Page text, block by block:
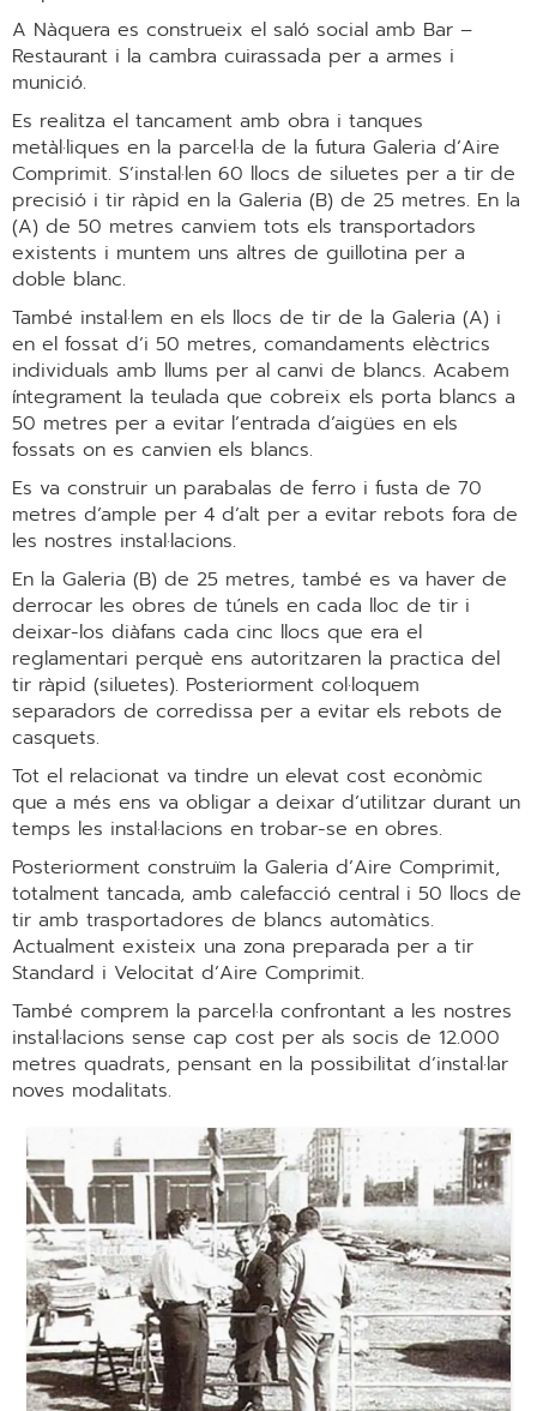
A Nàquera es construeix el saló social amb Bar –
Restaurant i la cambra cuirassada per a armes i
munició.
Es realitza el tancament amb obra i tanques
metàl·liques en la parcel·la de la futura Galeria d’Aire
Comprimit. S’instal·len 60 llocs de siluetes per a tir de
precisió i tir ràpid en la Galeria (B) de 25 metres. En la
(A) de 50 metres canviem tots els transportadors
existents i muntem uns altres de guillotina per a
doble blanc.
També instal·lem en els llocs de tir de la Galeria (A) i
en el fossat d’i 50 metres, comandaments elèctrics
individuals amb llums per al canvi de blancs. Acabem
íntegrament la teulada que cobreix els porta blancs a
50 metres per a evitar l’entrada d’aigües en els
fossats on es canvien els blancs.
Es va construir un parabalas de ferro i fusta de 70
metres d’ample per 4 d’alt per a evitar rebots fora de
les nostres instal·lacions.
En la Galeria (B) de 25 metres, també es va haver de
derrocar les obres de túnels en cada lloc de tir i
deixar-los diàfans cada cinc llocs que era el
reglamentari perquè ens autoritzaren la practica del
tir ràpid (siluetes). Posteriorment col·loquem
separadors de corredissa per a evitar els rebots de
casquets.
Tot el relacionat va tindre un elevat cost econòmic
que a més ens va obligar a deixar d’utilitzar durant un
temps les instal·lacions en trobar-se en obres.
Posteriorment construïm la Galeria d’Aire Comprimit,
totalment tancada, amb calefacció central i 50 llocs de
tir amb trasportadores de blancs automàtics.
Actualment existeix una zona preparada per a tir
Standard i Velocitat d’Aire Comprimit.
També comprem la parcel·la confrontant a les nostres
instal·lacions sense cap cost per als socis de 12.000
metres quadrats, pensant en la possibilitat d’instal·lar
noves modalitats.